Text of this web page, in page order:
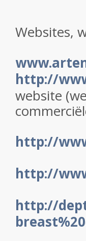
Websites,
http://
website
http://
http://
http://